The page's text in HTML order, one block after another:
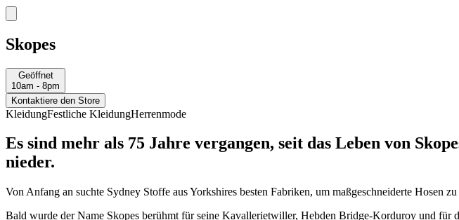
Skopes
Geöffnet
10am - 8pm
Kontaktiere den Store
KleidungFestliche KleidungHerrenmode
Es sind mehr als 75 Jahre vergangen, seit das Leben von
nieder.
Von Anfang an suchte Sydney Stoffe aus Yorkshires besten Fabriken, um maßgeschneiderte Hosen
Bald wurde der Name Skopes berühmt für seine Kavallerietwiller, Hebden Bridge-Korduroy und für